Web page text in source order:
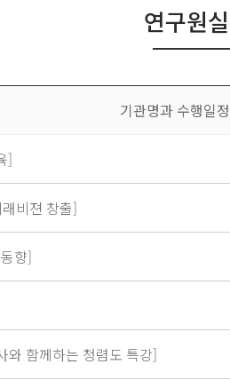
연구원
기관명과 수행일정
]
비젼 창출]
향]
와 함께하는 청렴도 특강]